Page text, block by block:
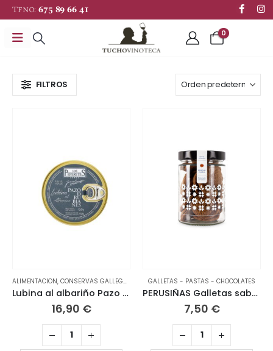
Tfno:675 89 66 41
0
FILTROS
ALIMENTACION, CONSERVAS GALLEGAS
Lubina al albariño Pazo de Rubianes 120 grs PEPERETES
16,90 €
GALLETAS - PASTAS - CHOCOLATES
PERUSIÑAS Galletas sabor canela 170 grs
7,50 €